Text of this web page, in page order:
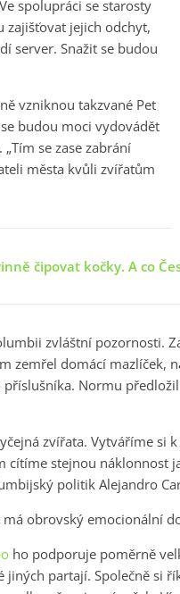
spolupráci se starosty
zajišťovat jejich odchyt,
server. Snažit se budou
vzniknou takzvané Pet
budou moci vydovádět
se zase zabrání
města kvůli zvířatům
čipovat kočky. A co
zvláštní pozornosti.
zemřel domácí mazlíček,
Normu
zvířata. Vytváříme si
cítíme stejnou náklonnost
politik Alejandro
obrovský emocionální
ho podporuje poměrně
partají. Společně si